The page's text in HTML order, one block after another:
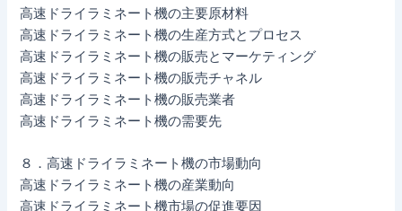
高速ドライラミネート機の主要原材料
高速ドライラミネート機の生産方式とプロセス
高速ドライラミネート機の販売とマーケティング
高速ドライラミネート機の販売チャネル
高速ドライラミネート機の販売業者
高速ドライラミネート機の需要先
８．高速ドライラミネート機の市場動向
高速ドライラミネート機の産業動向
高速ドライラミネート機市場の促進要因